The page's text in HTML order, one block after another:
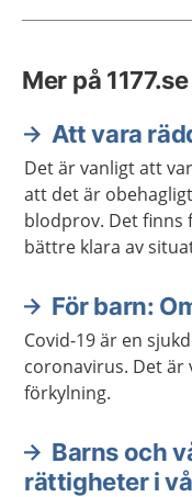
Mer på 1177.se
Att vara
Det är vanligt att
att det är
blodprov. Det finns
bättre klara av
För barn:
Covid-19 är en
coronavirus. Det är
förkylning.
Barns och
rättigheter i